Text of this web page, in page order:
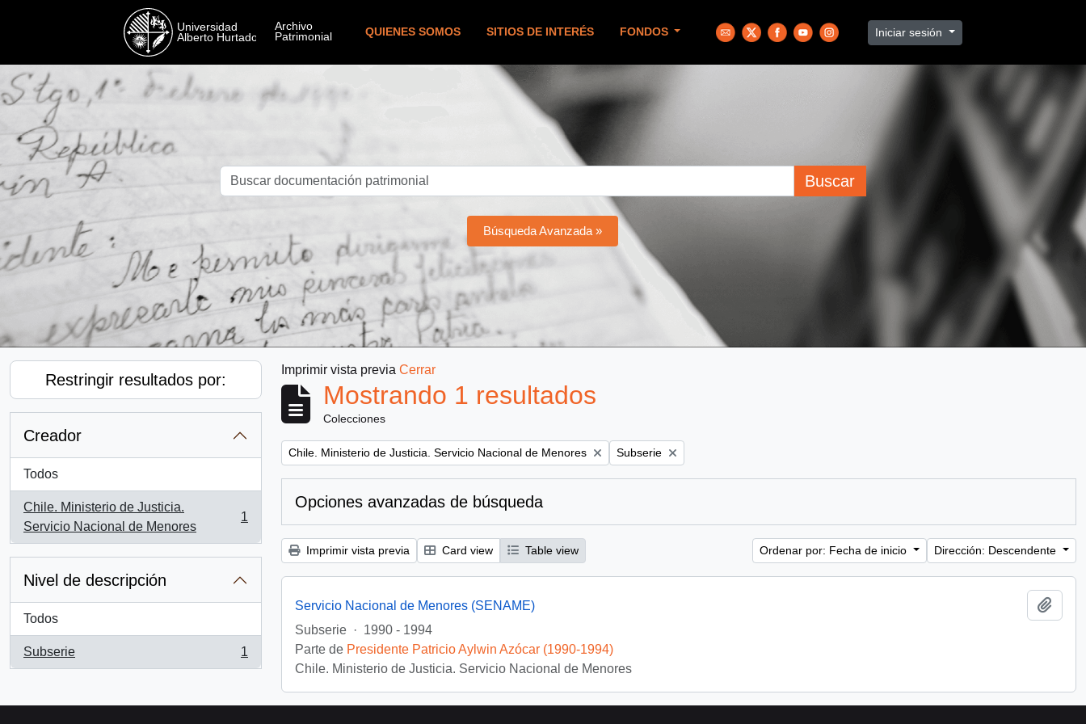
QUIENES SOMOS SITIOS DE INTERÉS FONDOS Iniciar sesión
Buscar
Búsqueda Avanzada »
Restringir resultados por:
Creador
Todos
Chile. Ministerio de Justicia.
Servicio Nacional de Menores
, 1 resultados
1
Nivel de descripción
Todos
Subserie
, 1 resultados
1
Imprimir vista previa Cerrar
Mostrando 1 resultados
Colecciones
Remove filter:
Chile. Ministerio de Justicia. Servicio Nacional de Menores Remove filter:
Subserie
Opciones avanzadas de búsqueda
Imprimir vista previa Card view Table view Ordenar por: Fecha de inicio Dirección: Descendente
Servicio Nacional de Menores (SENAME)
Subserie · 1990 - 1994
Parte de Presidente Patricio Aylwin Azócar (1990-1994)
Chile. Ministerio de Justicia. Servicio Nacional de Menores